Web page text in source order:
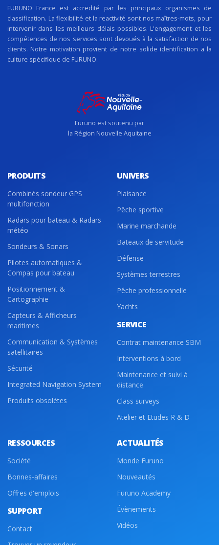
FURUNO France est accredité par les principaux organismes de
classification. La flexibilité et la reactivité sont nos maîtres-mots, pour
intervenir dans les meilleurs délais possibles. L'engagement et les
compétences de nos services sont devoués à la satisfaction de nos
clients. Notre motivation provient de notre solide identification a la
culture spécifique de FURUNO.
Furuno est soutenu par
la Région Nouvelle Aquitaine
PRODUITS
Combinés sondeur GPS
multifonction
Radars pour bateau & Radars
météo
Sondeurs & Sonars
Pilotes automatiques &
Compas pour bateau
Positionnement &
Cartographie
Capteurs & Afficheurs
maritimes
Communication & Systèmes
satellitaires
Sécurité
Integrated Navigation System
Produits obsolètes
UNIVERS
Plaisance
Pêche sportive
Marine marchande
Bateaux de servitude
Défense
Systèmes terrestres
Pêche professionnelle
Yachts
SERVICE
Contrat maintenance SBM
Interventions à bord
Maintenance et suivi à
distance
Class surveys
Atelier et Etudes R & D
RESSOURCES
Société
Bonnes-affaires
Offres d'emplois
SUPPORT
Contact
ACTUALITÉS
Monde Furuno
Nouveautés
Furuno Academy
Évènements
Vidéos